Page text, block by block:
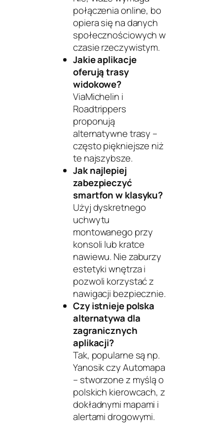
połączenia online, bo
opiera się na danych
społecznościowych w
czasie rzeczywistym.
Jakie aplikacje
oferują trasy
widokowe?
ViaMichelin i
Roadtrippers
proponują
alternatywne trasy –
często piękniejsze niż
te najszybsze.
Jak najlepiej
zabezpieczyć
smartfon w klasyku?
Użyj dyskretnego
uchwytu
montowanego przy
konsoli lub kratce
nawiewu. Nie zaburzy
estetyki wnętrza i
pozwoli korzystać z
nawigacji bezpiecznie.
Czy istnieje polska
alternatywa dla
zagranicznych
aplikacji?
Tak, popularne są np.
YanosikczyAutomapa
– stworzone z myślą o
polskich kierowcach, z
dokładnymi mapami i
alertami drogowymi.